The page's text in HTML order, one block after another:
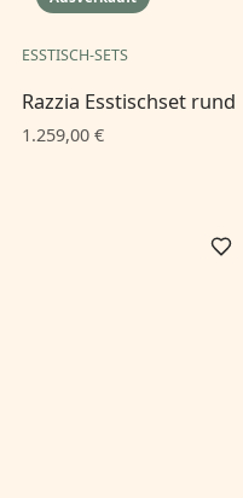
ESSTISCH-SETS
Razzia Esstischset rund
1.259,00 €